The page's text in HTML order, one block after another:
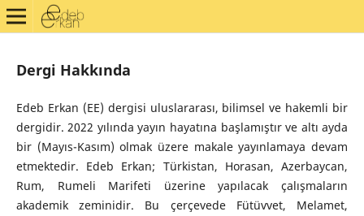
Dergi Hakkında
Edeb Erkan (EE) dergisi uluslararası, bilimsel ve hakemli bir
dergidir. 2022 yılında yayın hayatına başlamıştır ve altı ayda
bir (Mayıs-Kasım) olmak üzere makale yayınlamaya devam
etmektedir. Edeb Erkan; Türkistan, Horasan, Azerbaycan,
Rum, Rumeli Marifeti üzerine yapılacak çalışmaların
akademik zeminidir. Bu çerçevede Fütüvvet, Melamet,